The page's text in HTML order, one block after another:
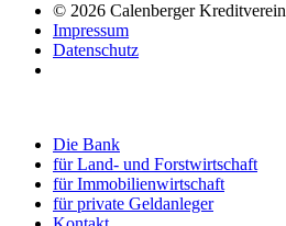
© 2026 Calenberger Kreditverein
Impressum
Datenschutz
Die Bank
für Land- und Forstwirtschaft
für Immobilienwirtschaft
für private Geldanleger